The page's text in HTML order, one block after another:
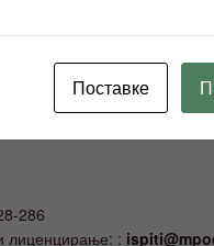
286
лиценцирање: :
Поставке